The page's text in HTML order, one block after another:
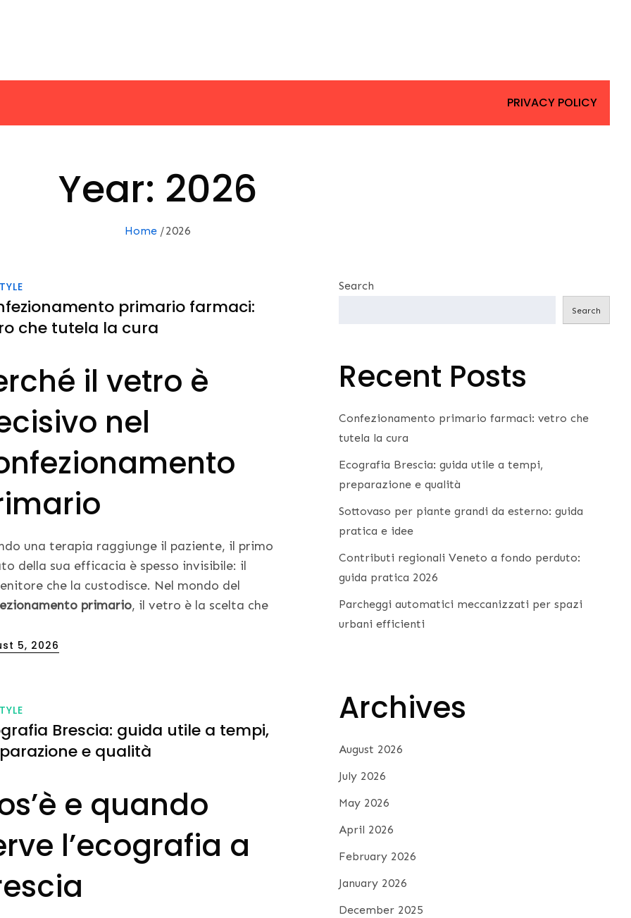
PRIVACY POLICY
Year: 2026
Home 2026
primario farmaci:
che tutela la cura
il vetro è
nel
una terapia raggiunge il paziente, il primo
della sua efficacia è spesso invisibile: il
che la custodisce. Nel mondo del
primario, il vetro è la scelta che
5, 2026
Brescia: guida utile a tempi,
e qualità
e quando
l’ecografia a
Search
Search
Recent Posts
Confezionamento primario farmaci: vetro che
tutela la cura
Ecografia Brescia: guida utile a tempi,
preparazione e qualità
Sottovaso per piante grandi da esterno: guida
pratica e idee
Contributi regionali Veneto a fondo perduto:
guida pratica 2026
Parcheggi automatici meccanizzati per spazi
urbani efficienti
Archives
August 2026
July 2026
May 2026
April 2026
February 2026
January 2026
December 2025